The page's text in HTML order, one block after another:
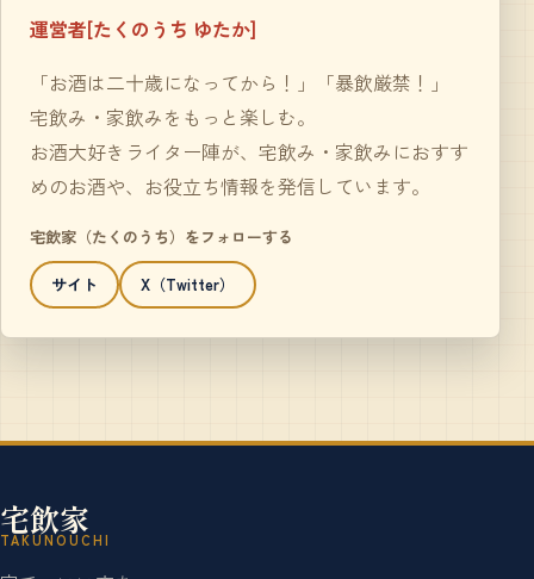
運営者[たくのうち ゆたか]
「お酒は二十歳になってから！」「暴飲厳禁！」
宅飲み・家飲みをもっと楽しむ。
お酒大好きライター陣が、宅飲み・家飲みにおすす
めのお酒や、お役立ち情報を発信しています。
宅飲家（たくのうち）をフォローする
サイト X（Twitter）
宅飲家
TAKUNOUCHI